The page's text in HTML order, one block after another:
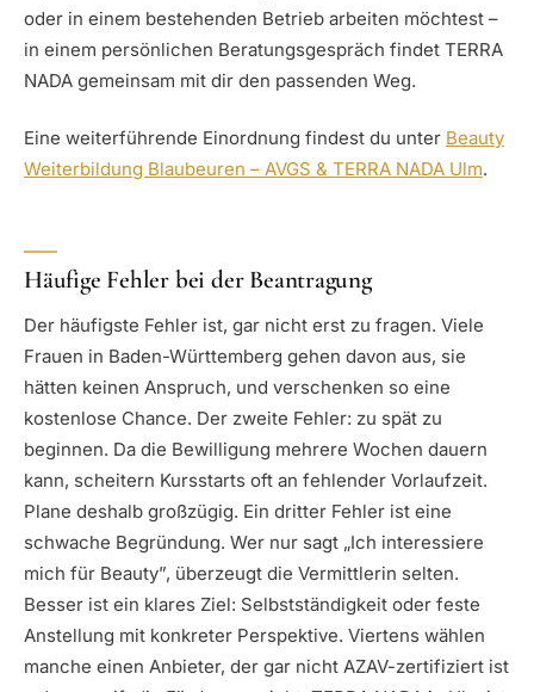
oder in einem bestehenden Betrieb arbeiten möchtest –
in einem persönlichen Beratungsgespräch findet TERRA
NADA gemeinsam mit dir den passenden Weg.
Eine weiterführende Einordnung findest du unter Beauty
Weiterbildung Blaubeuren – AVGS & TERRA NADA Ulm.
Häufige Fehler bei der Beantragung
Der häufigste Fehler ist, gar nicht erst zu fragen. Viele
Frauen in Baden-Württemberg gehen davon aus, sie
hätten keinen Anspruch, und verschenken so eine
kostenlose Chance. Der zweite Fehler: zu spät zu
beginnen. Da die Bewilligung mehrere Wochen dauern
kann, scheitern Kursstarts oft an fehlender Vorlaufzeit.
Plane deshalb großzügig. Ein dritter Fehler ist eine
schwache Begründung. Wer nur sagt „Ich interessiere
mich für Beauty”, überzeugt die Vermittlerin selten.
Besser ist ein klares Ziel: Selbstständigkeit oder feste
Anstellung mit konkreter Perspektive. Viertens wählen
manche einen Anbieter, der gar nicht AZAV-zertifiziert ist